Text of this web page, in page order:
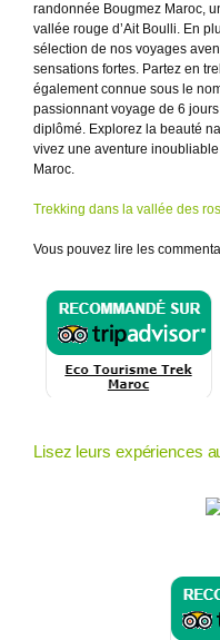
randonnée Bougmez Maroc,
vallée rouge d’Ait Boulli. En
sélection de nos voyages
sensations fortes. Partez en
également connue sous le
passionnant voyage de 6
diplômé. Explorez la beauté
vivez une aventure
Maroc.
Trekking dans la vallée des
Vous pouvez lire les
Lisez leurs expériences